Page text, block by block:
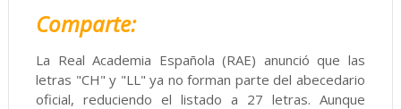
Comparte:
La Real Academia Española (RAE) anunció que las
letras "CH" y "LL" ya no forman parte del abecedario
oficial, reduciendo el listado a 27 letras. Aunque